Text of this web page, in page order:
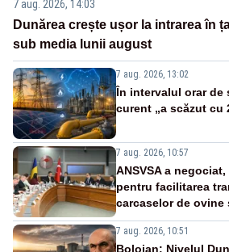
7 aug. 2026, 14:03
Dunărea crește ușor la intrarea în
sub media lunii august
7 aug. 2026, 13:02
În intervalul orar de
curent „a scăzut cu
7 aug. 2026, 10:57
ANSVSA a
pentru facilitarea
carcaselor de ovine
7 aug. 2026, 10:51
Bolojan: Nivelul